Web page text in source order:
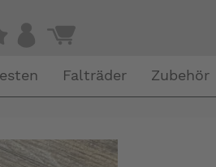
Falträder Zubehör